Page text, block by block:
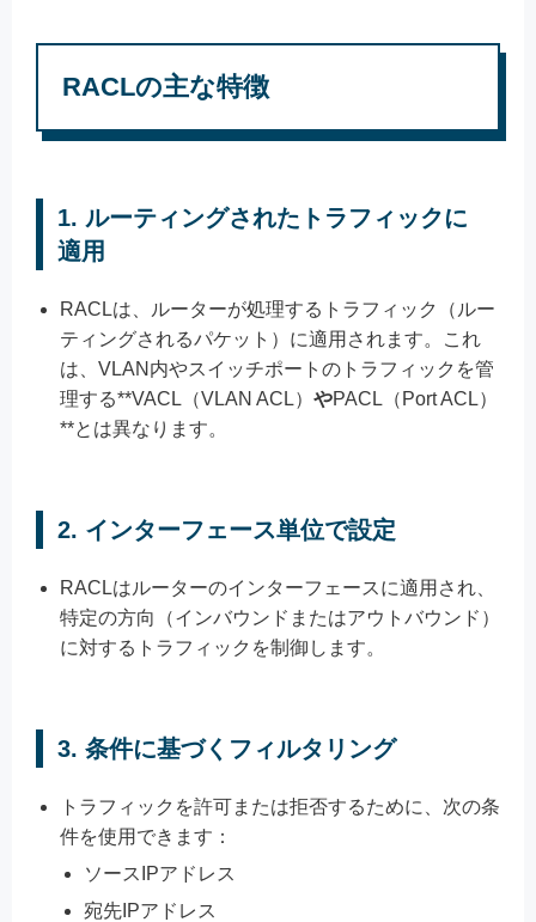
RACLの主な特徴
1. ルーティングされたトラフィックに
適用
RACLは、ルーターが処理するトラフィック（ルー
ティングされるパケット）に適用されます。これ
は、VLAN内やスイッチポートのトラフィックを管
理する**VACL（VLAN ACL） やPACL（Port ACL）
**とは異なります。
2. インターフェース単位で設定
RACLはルーターのインターフェースに適用され、
特定の方向（インバウンドまたはアウトバウンド）
に対するトラフィックを制御します。
3. 条件に基づくフィルタリング
トラフィックを許可または拒否するために、次の条
件を使用できます：
ソースIPアドレス
宛先IPアドレス